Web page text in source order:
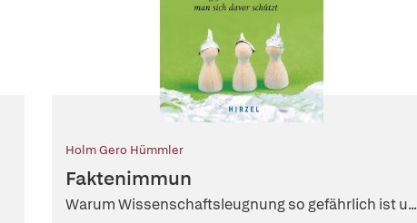
Holm Gero Hümmler
Faktenimmun
Warum Wissenschaftsleugnung so gefährlich ist u...